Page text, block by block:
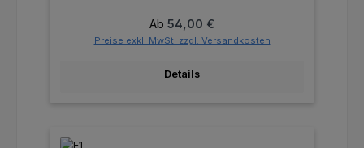
Regulärer Preis:
Ab 54,00 €
Preise exkl. MwSt. zzgl. Versandkosten
Details